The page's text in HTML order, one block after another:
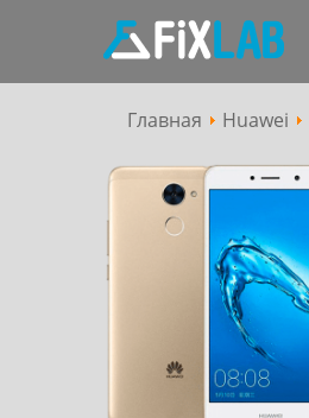
Сервісний
центр
Главная Huawei